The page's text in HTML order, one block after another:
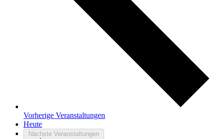
Vorherige Veranstaltungen
Heute
Nächste Veranstaltungen